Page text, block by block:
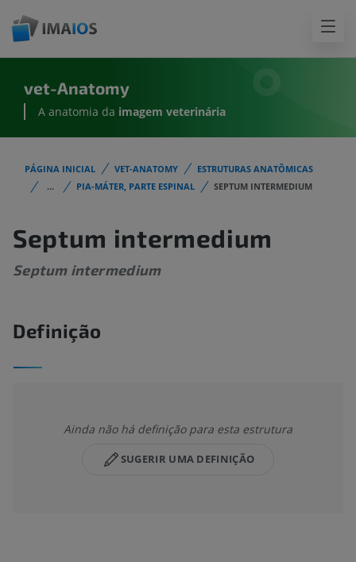
vet-Anatomy
A anatomia da imagem veterinária
PÁGINA INICIAL VET-ANATOMY
ESTRUTURAS ANATÔMICAS
...
PIA-MÁTER, PARTE ESPINAL SEPTUM INTERMEDIUM
Septum intermedium
Septum intermedium
Definição
Ainda não há definição para esta estrutura
SUGERIR UMA DEFINIÇÃO